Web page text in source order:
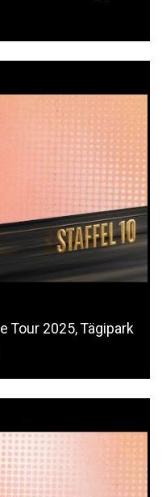
Tour 2025, Tägipark